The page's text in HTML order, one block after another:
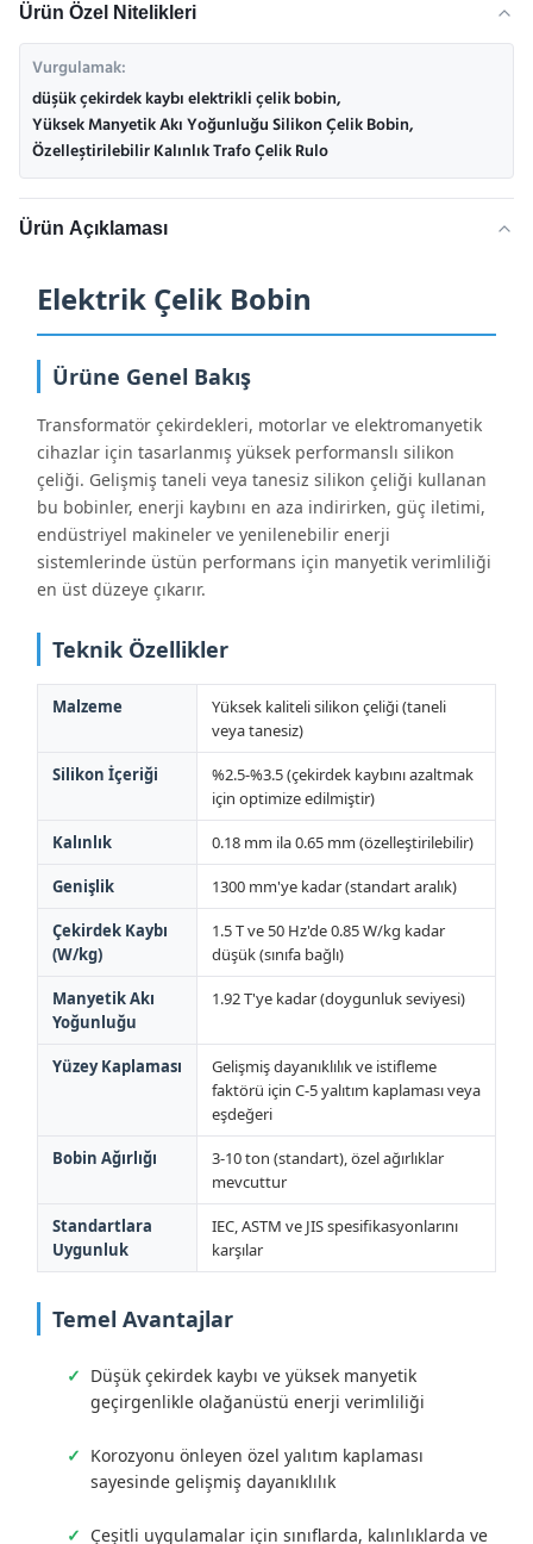
Ürün Özel Nitelikleri
Vurgulamak:
düşük çekirdek kaybı elektrikli çelik bobin,
Yüksek Manyetik Akı Yoğunluğu Silikon Çelik Bobin,
Özelleştirilebilir Kalınlık Trafo Çelik Rulo
Ürün Açıklaması
Elektrik Çelik Bobin
Ürüne Genel Bakış
Transformatör çekirdekleri, motorlar ve elektromanyetik
cihazlar için tasarlanmış yüksek performanslı silikon
çeliği. Gelişmiş taneli veya tanesiz silikon çeliği kullanan
bu bobinler, enerji kaybını en aza indirirken, güç iletimi,
endüstriyel makineler ve yenilenebilir enerji
sistemlerinde üstün performans için manyetik verimliliği
en üst düzeye çıkarır.
Teknik Özellikler
Malzeme
Yüksek kaliteli silikon çeliği (taneli
veya tanesiz)
Silikon İçeriği
%2.5-%3.5 (çekirdek kaybını azaltmak
için optimize edilmiştir)
Kalınlık 0.18 mm ila 0.65 mm (özelleştirilebilir)
Genişlik 1300 mm'ye kadar (standart aralık)
Çekirdek Kaybı
(W/kg)
1.5 T ve 50 Hz'de 0.85 W/kg kadar
düşük (sınıfa bağlı)
Manyetik Akı
Yoğunluğu
1.92 T'ye kadar (doygunluk seviyesi)
Yüzey Kaplaması
Gelişmiş dayanıklılık ve istifleme
faktörü için C-5 yalıtım kaplaması veya
eşdeğeri
Bobin Ağırlığı
3-10 ton (standart), özel ağırlıklar
mevcuttur
Standartlara
Uygunluk
IEC, ASTM ve JIS spesifikasyonlarını
karşılar
Temel Avantajlar
Düşük çekirdek kaybı ve yüksek manyetik
geçirgenlikle olağanüstü enerji verimliliği
Korozyonu önleyen özel yalıtım kaplaması
sayesinde gelişmiş dayanıklılık
Çeşitli uygulamalar için sınıflarda, kalınlıklarda ve